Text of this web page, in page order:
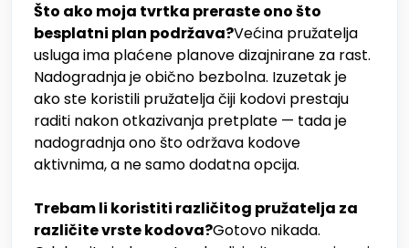
Što ako moja tvrtka preraste ono što
besplatni plan podržava?Većina pružatelja
usluga ima plaćene planove dizajnirane za rast.
Nadogradnja je obično bezbolna. Izuzetak je
ako ste koristili pružatelja čiji kodovi prestaju
raditi nakon otkazivanja pretplate — tada je
nadogradnja ono što održava kodove
aktivnima, a ne samo dodatna opcija.
Trebam li koristiti različitog pružatelja za
različite vrste kodova?Gotovo nikada.